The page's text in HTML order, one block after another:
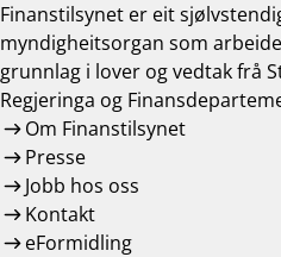
Finanstilsynet er eit
myndigheitsorgan som
grunnlag i lover og vedtak frå
Regjeringa og
Om Finanstilsynet
Presse
Jobb hos oss
Kontakt
eFormidling